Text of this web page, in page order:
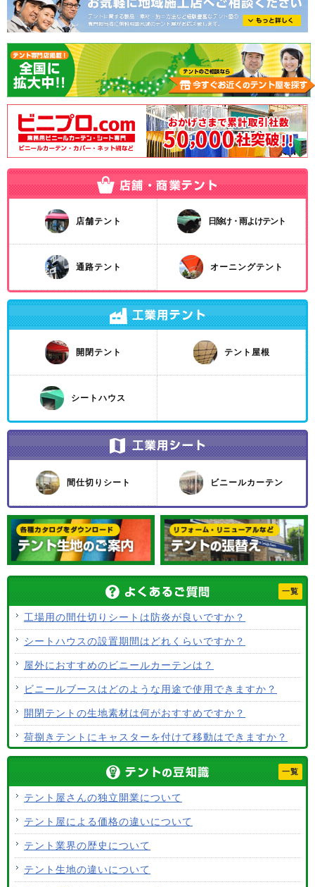
店舗テント 日除け・雨よけテント
通路テント オーニングテント
開閉テント テント屋根
シートハウス
間仕切りシート ビニールカーテン
一覧
工場用の間仕切りシートは防炎が良いですか？
シートハウスの設置期間はどれくらいですか？
屋外におすすめのビニールカーテンは？
ビニールブースはどのような用途で使用できますか？
開閉テントの生地素材は何がおすすめですか？
荷捌きテントにキャスターを付けて移動はできますか？
使用するテント生地の違いは？
ALCなどにオーニングは設置できますか？
テント生地はクリーニングできますか？
一覧
テント屋さんの独立開業について
テント屋による価格の違いについて
テント業界の歴史について
テント生地の違いについて